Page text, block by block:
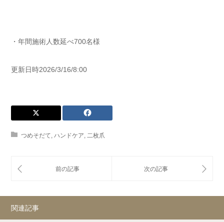
・年間施術人数延べ700名様
更新日時2026/3/16/8:00
つめそだて, ハンドケア, 二枚爪
関連記事